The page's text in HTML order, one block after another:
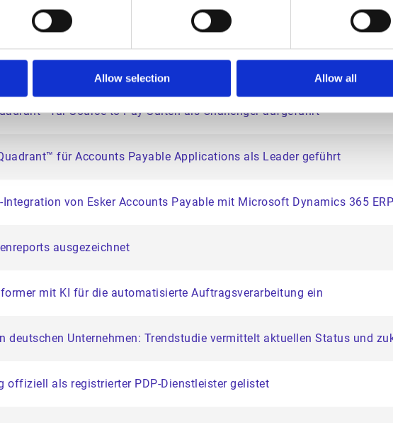
Allow selection Allow all
of Sales DACH
European Compliant e-Invoicing 2024 Vendor Assessment als Leader
für Source-to-Pay-Suiten als Challenger aufgeführt
für Accounts Payable Applications als Leader geführt
von Esker Accounts Payable mit Microsoft Dynamics 365
ausgezeichnet
mit KI für die automatisierte Auftragsverarbeitung ein
deutschen Unternehmen: Trendstudie vermittelt aktuellen Status und
offiziell als registrierter PDP-Dienstleister gelistet